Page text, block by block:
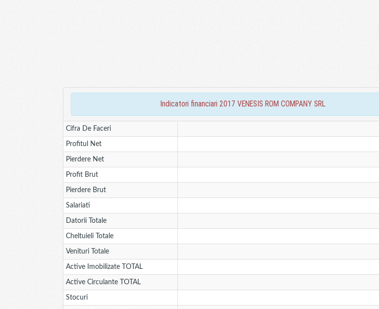
indicatori financiari 2017 VENESIS ROM COMPANY SRL
Cifra De Faceri
Profitul Net
Pierdere Net
Profit Brut
Pierdere Brut
Salariati
Datorii Totale
Cheltuieli Totale
Venituri Totale
Active Imobilizate TOTAL
Active Circulante TOTAL
Stocuri